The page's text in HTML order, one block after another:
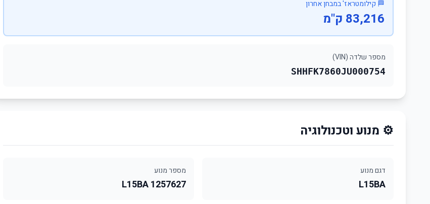
🏁 קילומטראז' במבחן אחרון
83,216 ק"מ
מספר שלדה (VIN)
SHHFK7860JU000754
⚙️ מנוע וטכנולוגיה
דגם מנוע
L15BA
מספר מנוע
L15BA 1257627